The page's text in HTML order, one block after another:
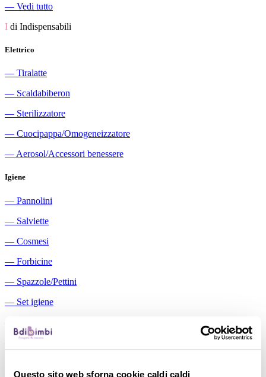
Questo sito web sforna cookie caldi caldi
― Vedi tutto
I di Indispensabili
Elettrico
― Tiralatte
― Scaldabiberon
― Sterilizzatore
― Cuocipappa/Omogeneizzatore
― Aerosol/Accessori benessere
Igiene
― Pannolini
― Salviette
― Cosmesi
― Forbicine
― Spazzole/Pettini
― Set igiene
Aspiratori nasali manuali